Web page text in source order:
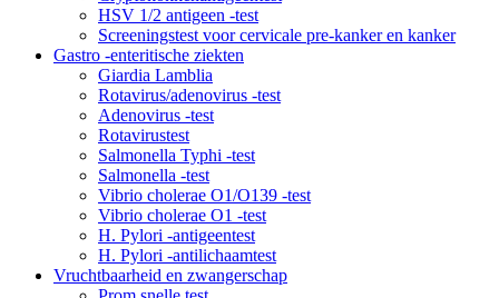
HSV 1/2 antigeen -test
Screeningstest voor cervicale pre-kanker en kanker
Gastro -enteritische ziekten
Giardia Lamblia
Rotavirus/adenovirus -test
Adenovirus -test
Rotavirustest
Salmonella Typhi -test
Salmonella -test
Vibrio cholerae O1/O139 -test
Vibrio cholerae O1 -test
H. Pylori -antigeentest
H. Pylori -antilichaamtest
Vruchtbaarheid en zwangerschap